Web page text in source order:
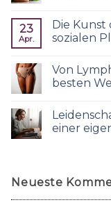
23
Apr.
Die Kunst
sozialen
Von
besten
einer
Neueste